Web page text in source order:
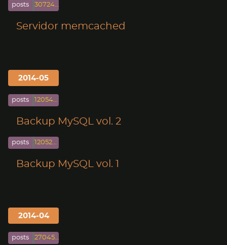
posts 30724-07-37
Servidor memcached
2014-05
posts 120541-05-125
Backup MySQL vol. 2
posts 120527-05-125
Backup MySQL vol. 1
2014-04
posts 27045-04-274